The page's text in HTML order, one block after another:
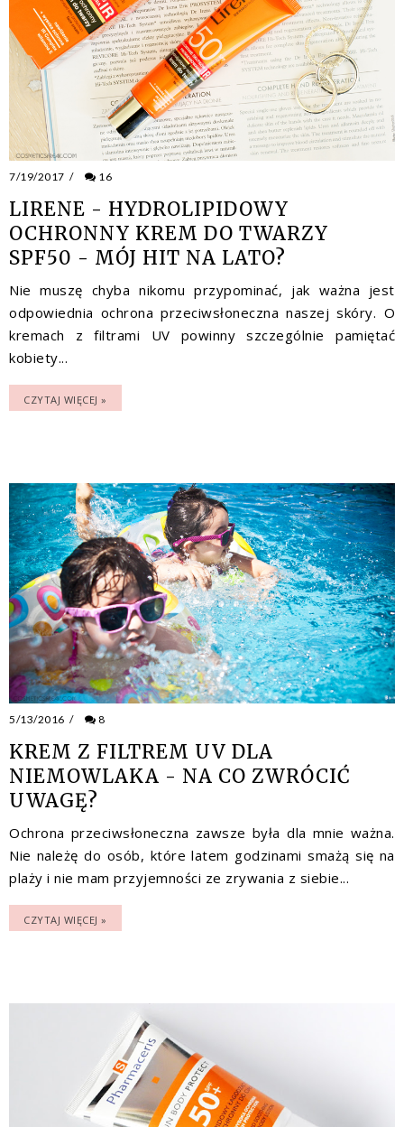
7/19/2017 / 16
LIRENE - HYDROLIPIDOWY
OCHRONNY KREM DO TWARZY
SPF50 - MÓJ HIT NA LATO?
Nie muszę chyba nikomu przypominać, jak ważna jest
odpowiednia ochrona przeciwsłoneczna naszej skóry. O
kremach z filtrami UV powinny szczególnie pamiętać
kobiety...
CZYTAJ WIĘCEJ »
5/13/2016 / 8
KREM Z FILTREM UV DLA
NIEMOWLAKA - NA CO ZWRÓCIĆ
UWAGĘ?
Ochrona przeciwsłoneczna zawsze była dla mnie ważna.
Nie należę do osób, które latem godzinami smażą się na
plaży i nie mam przyjemności ze zrywania z siebie...
CZYTAJ WIĘCEJ »